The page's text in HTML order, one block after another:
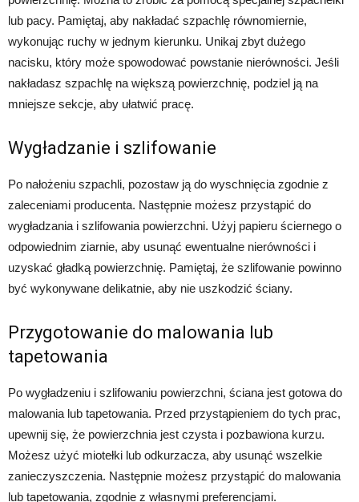
lub pacy. Pamiętaj, aby nakładać szpachlę równomiernie,
wykonując ruchy w jednym kierunku. Unikaj zbyt dużego
nacisku, który może spowodować powstanie nierówności. Jeśli
nakładasz szpachlę na większą powierzchnię, podziel ją na
mniejsze sekcje, aby ułatwić pracę.
Wygładzanie i szlifowanie
Po nałożeniu szpachli, pozostaw ją do wyschnięcia zgodnie z
zaleceniami producenta. Następnie możesz przystąpić do
wygładzania i szlifowania powierzchni. Użyj papieru ściernego o
odpowiednim ziarnie, aby usunąć ewentualne nierówności i
uzyskać gładką powierzchnię. Pamiętaj, że szlifowanie powinno
być wykonywane delikatnie, aby nie uszkodzić ściany.
Przygotowanie do malowania lub
tapetowania
Po wygładzeniu i szlifowaniu powierzchni, ściana jest gotowa do
malowania lub tapetowania. Przed przystąpieniem do tych prac,
upewnij się, że powierzchnia jest czysta i pozbawiona kurzu.
Możesz użyć miotełki lub odkurzacza, aby usunąć wszelkie
zanieczyszczenia. Następnie możesz przystąpić do malowania
lub tapetowania, zgodnie z własnymi preferencjami.